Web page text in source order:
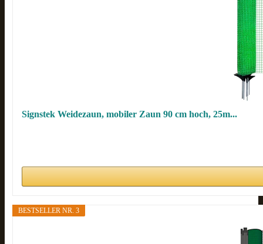
Signstek Weidezaun, mobiler Zaun 90 cm hoch, 25m...
BESTSELLER NR. 3